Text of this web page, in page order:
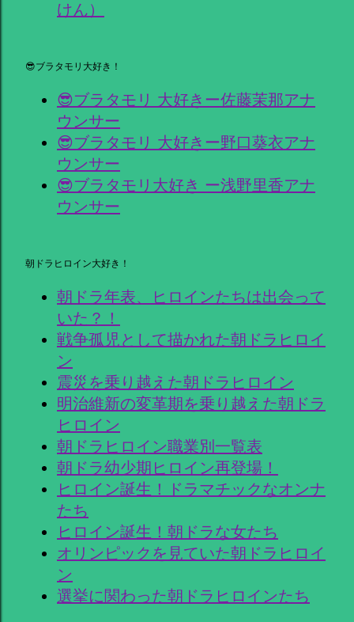
けん）
😎ブラタモリ大好き！
😎ブラタモリ 大好きー佐藤茉那アナ
ウンサー
😎ブラタモリ 大好きー野口葵衣アナ
ウンサー
😎ブラタモリ大好き ー浅野里香アナ
ウンサー
朝ドラヒロイン大好き！
朝ドラ年表、ヒロインたちは出会って
いた？！
戦争孤児として描かれた朝ドラヒロイ
ン
震災を乗り越えた朝ドラヒロイン
明治維新の変革期を乗り越えた朝ドラ
ヒロイン
朝ドラヒロイン職業別一覧表
朝ドラ幼少期ヒロイン再登場！
ヒロイン誕生！ドラマチックなオンナ
たち
ヒロイン誕生！朝ドラな女たち
オリンピックを見ていた朝ドラヒロイ
ン
選挙に関わった朝ドラヒロインたち